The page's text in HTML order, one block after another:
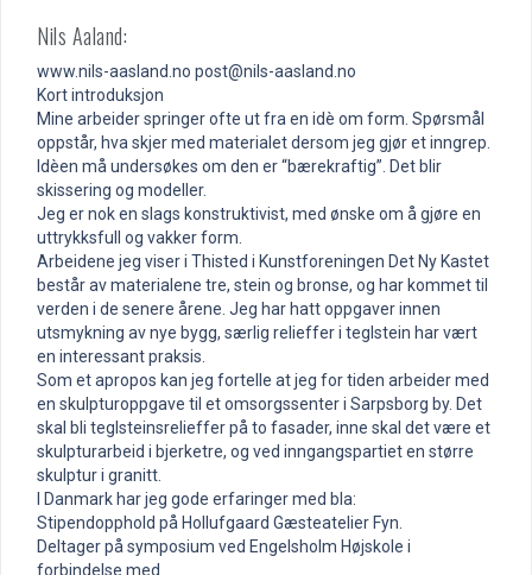
Nils Aaland:
www.nils-aasland.no post@nils-aasland.no
Kort introduksjon
Mine arbeider springer ofte ut fra en idè om form. Spørsmål
oppstår, hva skjer med materialet dersom jeg gjør et inngrep.
Idèen må undersøkes om den er “bærekraftig”. Det blir
skissering og modeller.
Jeg er nok en slags konstruktivist, med ønske om å gjøre en
uttrykksfull og vakker form.
Arbeidene jeg viser i Thisted i Kunstforeningen Det Ny Kastet
består av materialene tre, stein og bronse, og har kommet til
verden i de senere årene. Jeg har hatt oppgaver innen
utsmykning av nye bygg, særlig relieffer i teglstein har vært
en interessant praksis.
Som et apropos kan jeg fortelle at jeg for tiden arbeider med
en skulpturoppgave til et omsorgssenter i Sarpsborg by. Det
skal bli teglsteinsrelieffer på to fasader, inne skal det være et
skulpturarbeid i bjerketre, og ved inngangspartiet en større
skulptur i granitt.
I Danmark har jeg gode erfaringer med bla:
Stipendopphold på Hollufgaard Gæsteatelier Fyn.
Deltager på symposium ved Engelsholm Højskole i
forbindelse med